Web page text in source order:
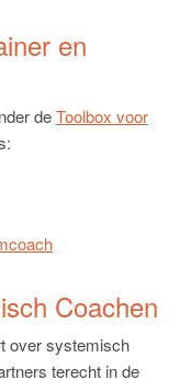
en
deToolbox voor
Coachen
over systemisch
terecht in de